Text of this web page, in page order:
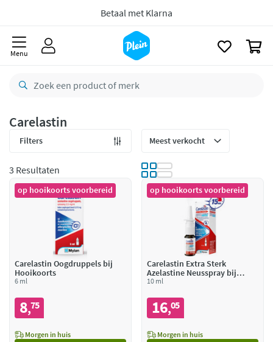
Gratisretourneren
8,8/10
CO2 neutraal
Menu
Carelastin
Filters
3 Resultaten
op hooikoorts voorbereid
Carelastin Oogdruppels bij
Hooikoorts
6 ml
8,75
Morgen in huis
op hooikoorts voorbereid
Carelastin Extra Sterk
Azelastine Neusspray bij
Hooikoorts
10 ml
16,05
Morgen in huis